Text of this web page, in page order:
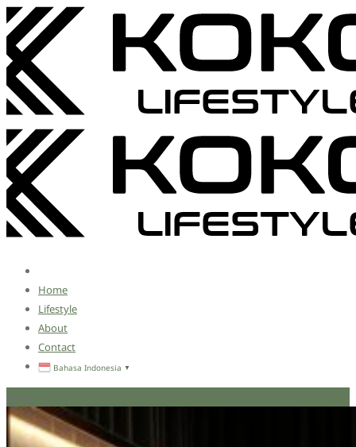
Home
Lifestyle
About
Contact
Bahasa Indonesia ▼